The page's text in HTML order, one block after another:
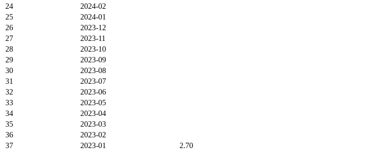
24
2024-02
25
2024-01
26
2023-12
27
2023-11
28
2023-10
29
2023-09
30
2023-08
31
2023-07
32
2023-06
33
2023-05
34
2023-04
35
2023-03
36
2023-02
37
2023-01
2.70